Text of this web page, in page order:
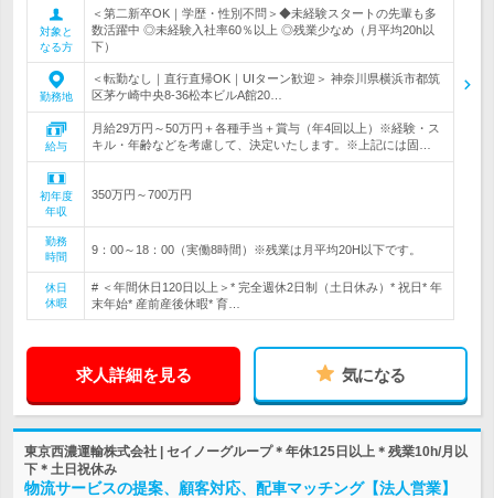
対象と
なる方
＜第二新卒OK｜学歴・性別不問＞◆未経験スタートの先輩も多
数活躍中 ◎未経験入社率60％以上 ◎残業少なめ（月平均20h以
下）
勤務地
＜転勤なし｜直行直帰OK｜UIターン歓迎＞ 神奈川県横浜市都筑
区茅ケ崎中央8-36松本ビルA館20…
給与
月給29万円～50万円＋各種手当＋賞与（年4回以上）※経験・ス
キル・年齢などを考慮して、決定いたします。※上記には固…
初年度
年収
350万円～700万円
勤務
時間
9：00～18：00（実働8時間）※残業は月平均20H以下です。
休日
休暇
# ＜年間休日120日以上＞* 完全週休2日制（土日休み）* 祝日* 年
末年始* 産前産後休暇* 育…
求人詳細を見る 気になる
東京西濃運輸株式会社 | セイノーグループ＊年休125日以上＊残業10h/月以
下＊土日祝休み
物流サービスの提案、顧客対応、配車マッチング【法人営業】